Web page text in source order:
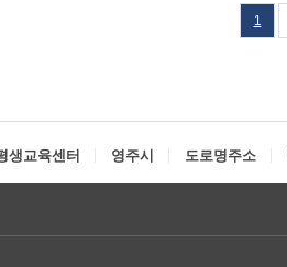
1
생교육센터 영주시 도로명주소